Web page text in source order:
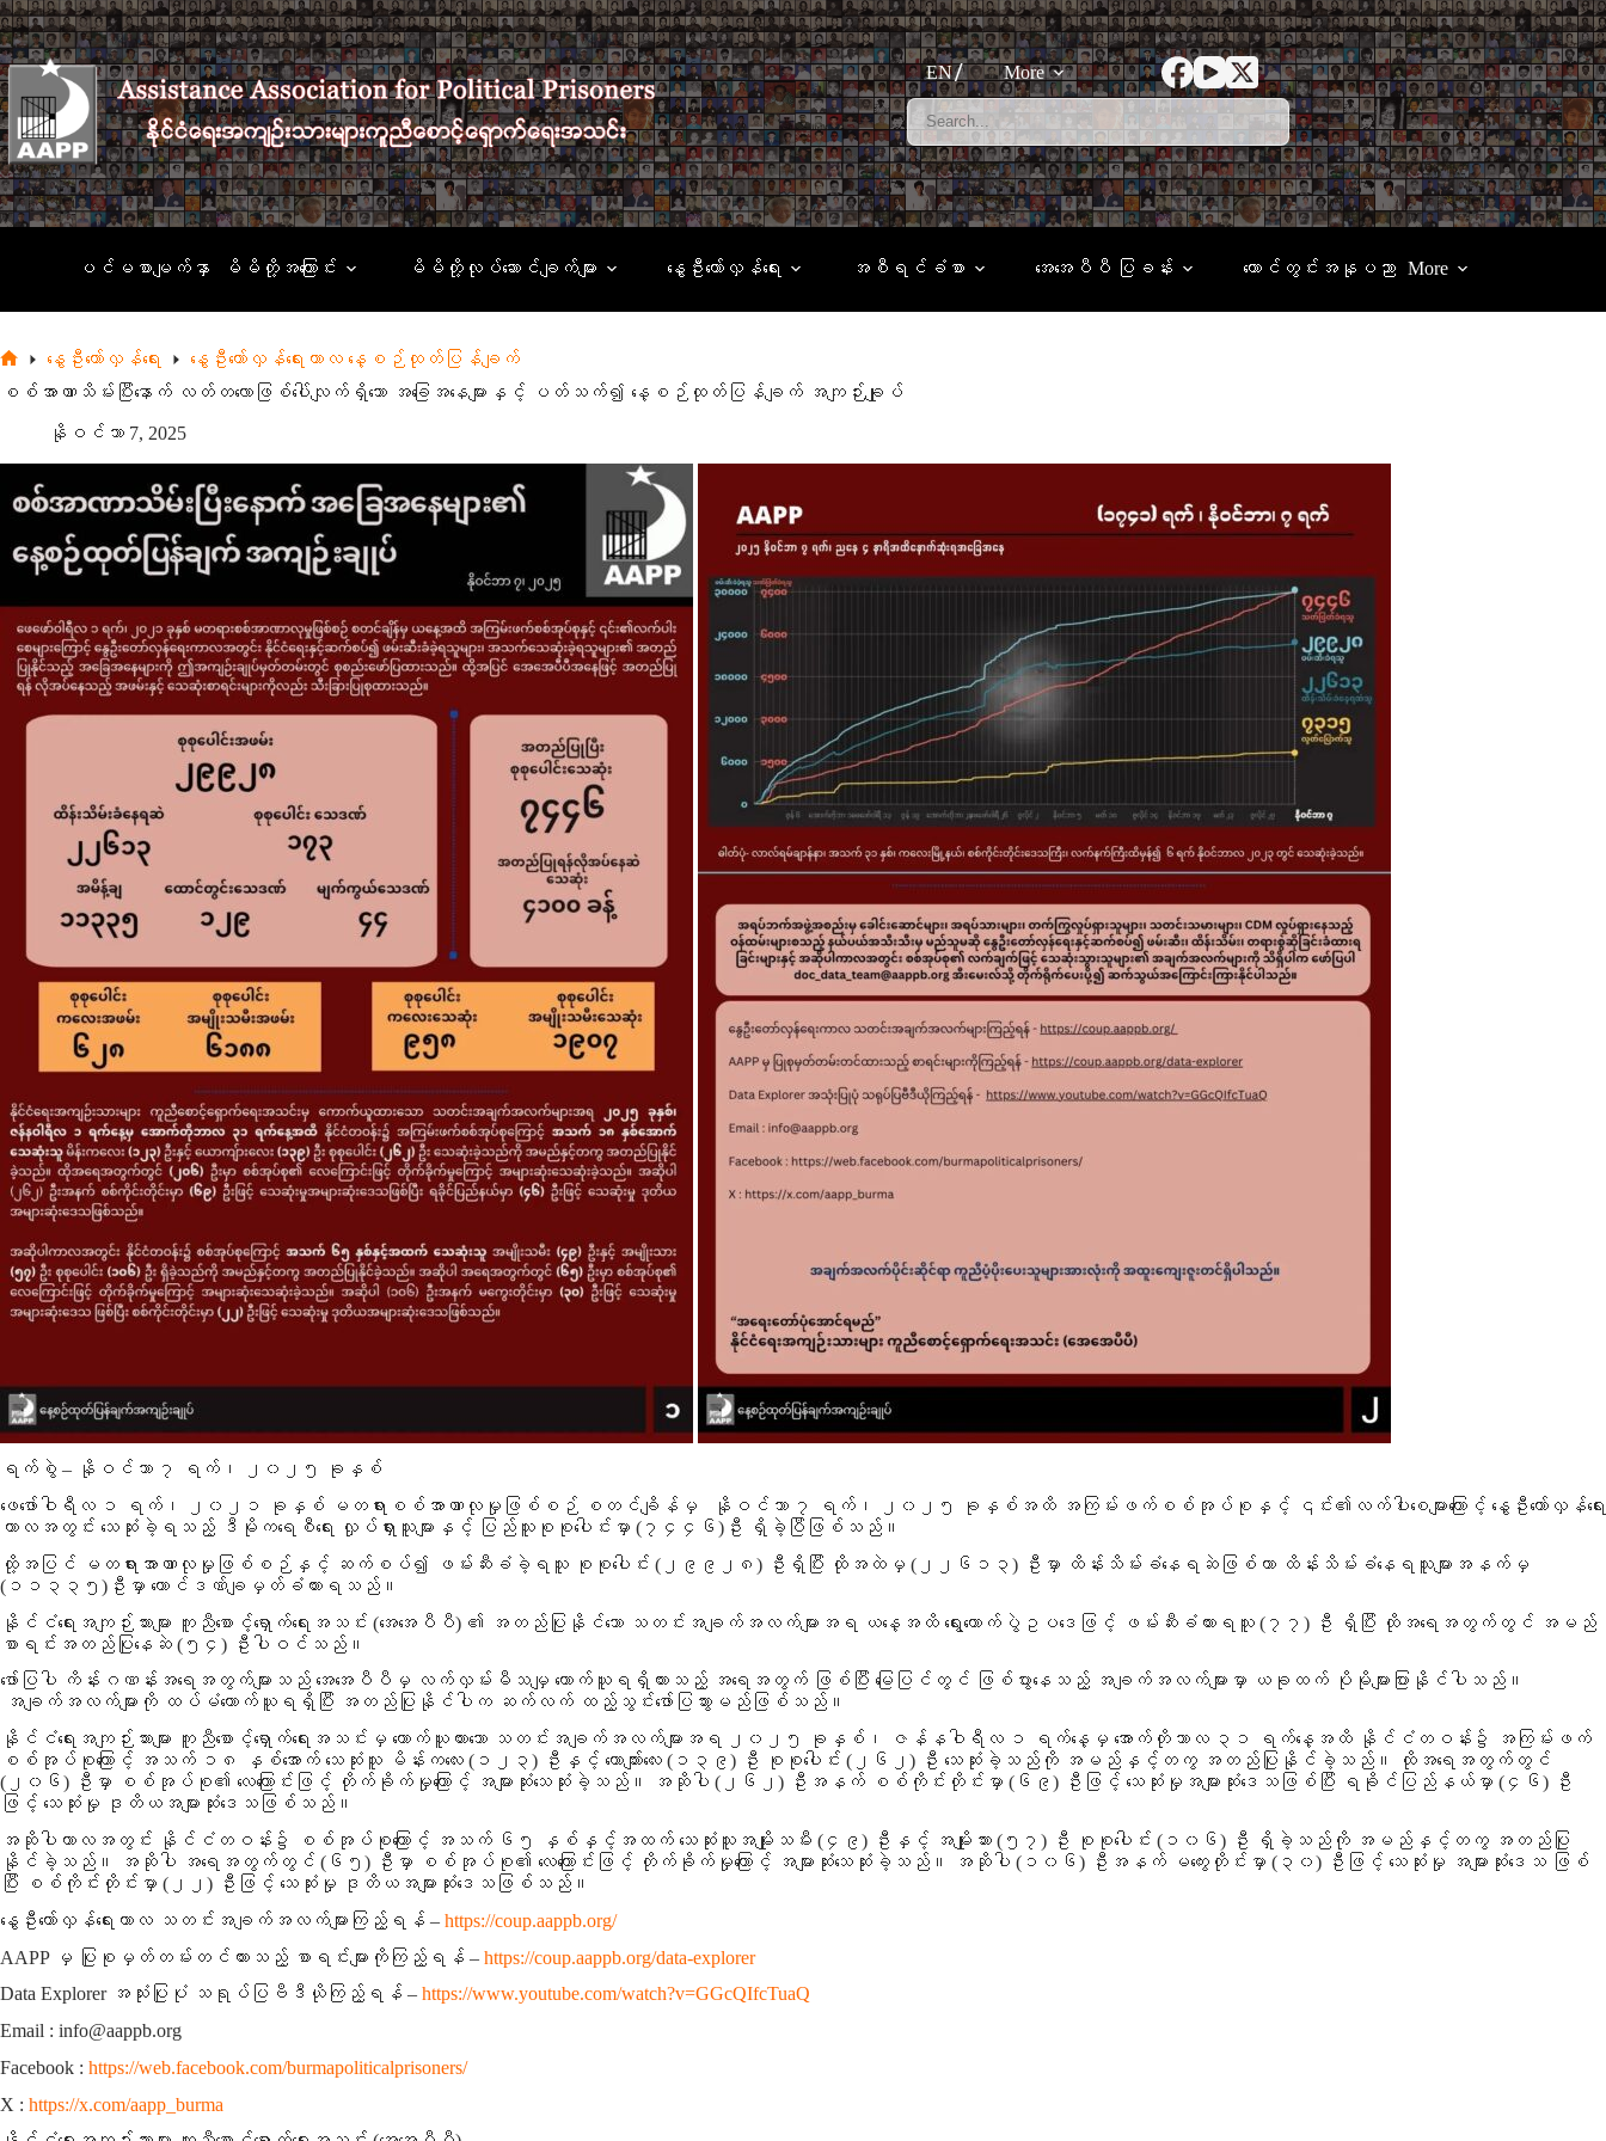
Skip
to
content
EN
More
ပင်မစာမျက်နှာ မိမိတို့အကြောင်း မိမိတို့လုပ်ဆောင်ချက်များ နွေဦးတော်လှန်ရေး အစီရင်ခံစာ အေအေပီပီ ပြခန်း ထောင်တွင်းအနုပညာ More
Home
နွေဦးတော်လှန်ရေး
နွေဦးတော်လှန်ရေးကာလ နေ့စဉ်ထုတ်ပြန်ချက်
စစ်အာဏာသိမ်းပြီးနောက် လတ်တလောဖြစ်ပေါ်လျက်ရှိသော အခြေအနေများနှင့် ပတ်သက်၍ နေ့စဉ်ထုတ်ပြန်ချက် အကျဉ်းချုပ်
နိုဝင်ဘာ 7, 2025
ရက်စွဲ – နိုဝင်ဘာ ၇ ရက်၊ ၂၀၂၅ ခုနှစ်
ဖေဖော်ဝါရီလ ၁ ရက်၊ ၂၀၂၁ ခုနှစ် မတရားစစ်အာဏာလုမှုဖြစ်စဉ် စတင်ချိန်မှ နိုဝင်ဘာ ၇ ရက်၊ ၂၀၂၅ ခုနှစ်အထိ အကြမ်းဖက်စစ်အုပ်စုနှင့် ၎င်း၏လက်ပါးစေများကြောင့် နွေဦးတော်လှန်ရေး
ကာလအတွင်း သေဆုံးခဲ့ရသည့် ဒီမိုကရေစီရေး လှုပ်ရှားသူများနှင့် ပြည်သူစုစုပေါင်းမှာ (၇၄၄၆) ဦး ရှိခဲ့ပြီဖြစ်သည်။
ထို့အပြင် မတရားအာဏာလုမှုဖြစ်စဉ်နှင့် ဆက်စပ်၍ ဖမ်းဆီးခံခဲ့ရသူ စုစုပေါင်း (၂၉၉၂၈) ဦးရှိပြီး ထိုအထဲမှ (၂၂၆၁၃) ဦးမှာ ထိန်းသိမ်းခံနေရဆဲဖြစ်ကာ ထိန်းသိမ်းခံနေရသူများအနက်မှ
(၁၁၃၃၅) ဦးမှာ ထောင်ဒဏ်ချမှတ်ခံထားရသည်။
နိုင်ငံရေးအကျဉ်းသားများ ကူညီစောင့်ရှောက်ရေးအသင်း (အေအေပီပီ) ၏ အတည်ပြုနိုင်သော သတင်းအချက်အလက်များအရ ယနေ့အထိ ရွေးကောက်ပွဲဥပဒေဖြင့် ဖမ်းဆီးခံထားရသူ (၇၇) ဦး ရှိပြီး ထိုအရေအတွက်တွင် အမည်
စာရင်းအတည်ပြုနေဆဲ (၅၄) ဦးပါဝင်သည်။
ဖော်ပြပါ ကိန်းဂဏန်းအရေအတွက်များသည် အေအေပီပီမှ လက်လှမ်းမီသမျှ ကောက်ယူရရှိထားသည့် အရေအတွက် ဖြစ်ပြီး မြေပြင်တွင် ဖြစ်ပွားနေသည့် အချက်အလက်များမှာ ယခုထက် ပိုမိုများပြားနိုင်ပါသည်။
အချက်အလက်များကို ထပ်မံကောက်ယူရရှိပြီး အတည်ပြုနိုင်ပါက ဆက်လက် ထည့်သွင်းဖော်ပြသွားမည်ဖြစ်သည်။
နိုင်ငံရေးအကျဉ်းသားများ ကူညီစောင့်ရှောက်ရေးအသင်းမှ ကောက်ယူထားသော သတင်းအချက်အလက်များအရ
၂၀၂၅ ခုနှစ်၊ ဇန်နဝါရီလ ၁ ရက်နေ့မှ အောက်တိုဘာလ ၃၁ ရက်နေ့အထိ နိုင်ငံတဝန်း၌ အကြမ်းဖက်
စစ်အုပ်စုကြောင့်
အသက် ၁၈ နှစ်အောက် သေဆုံးသူ မိန်းကလေး (၁၂၃) ဦးနှင့် ယောကျ်ားလေး (၁၃၉) ဦး စုစုပေါင်း (၂၆၂) ဦး သေဆုံးခဲ့သည်ကို အမည်နှင့်တကွ အတည်ပြုနိုင်ခဲ့သည်။ ထိုအရေအတွက်တွင်
(၂၀၆) ဦးမှာ စစ်အုပ်စု၏ လေကြောင်းဖြင့် တိုက်ခိုက်မှုကြောင့် အများဆုံးသေဆုံးခဲ့သည်။ အဆိုပါ (၂၆၂) ဦးအနက် စစ်ကိုင်းတိုင်းမှာ (၆၉) ဦးဖြင့် သေဆုံးမှုအများဆုံးဒေသဖြစ်ပြီး ရခိုင်ပြည်နယ်မှာ (၄၆) ဦး
ဖြင့် သေဆုံးမှု ဒုတိယအများဆုံးဒေသဖြစ်သည်။
အဆိုပါကာလအတွင်း နိုင်ငံတဝန်း၌ စစ်အုပ်စုကြောင့်
အသက် ၆၅ နှစ်နှင့်အထက် သေဆုံးသူ အမျိုးသမီး (၄၉) ဦးနှင့် အမျိုးသား (၅၇) ဦး စုစုပေါင်း (၁၀၆) ဦး ရှိခဲ့သည်ကို အမည်နှင့်တကွ အတည်ပြု
နိုင်ခဲ့သည်။ အဆိုပါ အရေအတွက်တွင် (၆၅) ဦးမှာ စစ်အုပ်စု၏ လေကြောင်းဖြင့် တိုက်ခိုက်မှုကြောင့် အများဆုံးသေဆုံးခဲ့သည်။ အဆိုပါ (၁၀၆) ဦးအနက် မကွေးတိုင်းမှာ (၃၀) ဦးဖြင့် သေဆုံးမှု အများဆုံးဒေသ ဖြစ်
ပြီး စစ်ကိုင်းတိုင်းမှာ (၂၂) ဦးဖြင့် သေဆုံးမှု ဒုတိယအများဆုံးဒေသဖြစ်သည်။
နွေဦးတော်လှန်ရေးကာလ သတင်းအချက်အလက်များကြည့်ရန် – https://coup.aappb.org/
AAPP မှ ပြုစုမှတ်တမ်းတင်ထားသည့် စာရင်းများကိုကြည့်ရန် – https://coup.aappb.org/data-explorer
Data Explorer အသုံးပြုပုံ သရုပ်ပြဗီဒီယိုကြည့်ရန် – https://www.youtube.com/watch?v=GGcQIfcTuaQ
Email : info@aappb.org
Facebook : https://web.facebook.com/burmapoliticalprisoners/
X : https://x.com/aapp_burma